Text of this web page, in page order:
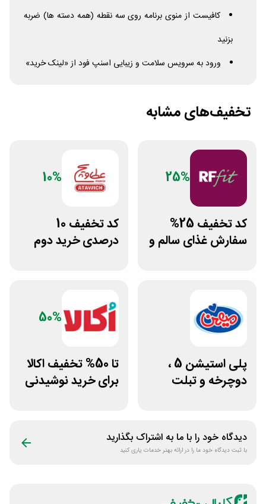
کافیست از منوی برنامه روی سه نقطه (همه دسته ها) ضربه
بزنید
ورود به سرویس سلامت و زیبایی اسنپ فود از «لینک خرید»
تخفیف‌های مشابه
25%
کد تخفیف 25%
سفارش غذای سالم و
10%
کد تخفیف 10
درصدی خرید دوم
پلی استیشن 5 ،
دوچرخه و تبلت
50%
تا 50% تخفیف اکالا
برای خرید نوشیدنی
دیدگاه خود را با ما به اشتراک بگذارید
با ثبت دیدگاه خود ما را در ارائه بهتر خدمات یاری کنید